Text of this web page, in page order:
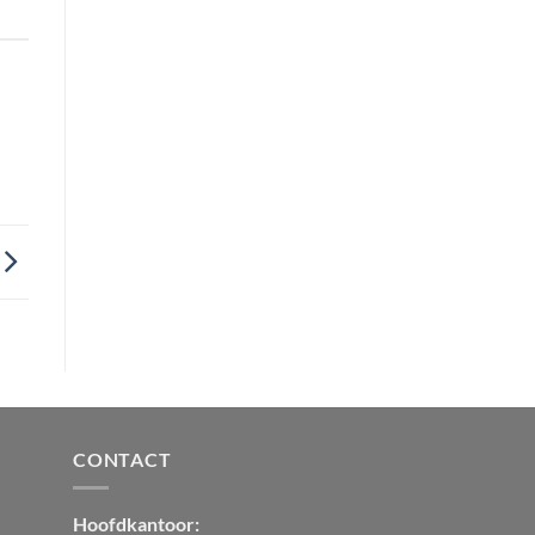
CONTACT
Hoofdkantoor: